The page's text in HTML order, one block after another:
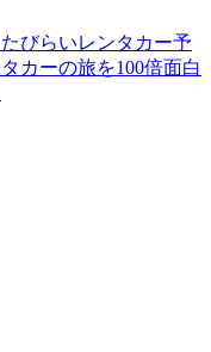
びらいレンタカー予
カーの旅を100倍面白